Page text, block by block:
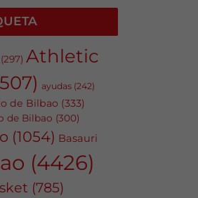
(297) Athletic
ayudas (242)
de Bilbao (333)
de Bilbao (300)
(1054) Basauri
(4426)
(785)